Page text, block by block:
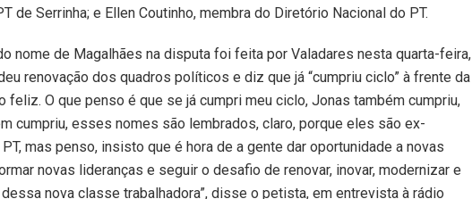
de Serrinha; e Ellen Coutinho, membra do Diretório Nacional do PT.
nome de Magalhães na disputa foi feita por Valadares nesta quarta-feira,
renovação dos quadros políticos e diz que já “cumpriu ciclo” à frente da
feliz. O que penso é que se já cumpri meu ciclo, Jonas também cumpriu,
cumpriu, esses nomes são lembrados, claro, porque eles são ex-
mas penso, insisto que é hora de a gente dar oportunidade a novas
novas lideranças e seguir o desafio de renovar, inovar, modernizar e
nova classe trabalhadora”, disse o petista, em entrevista à rádio